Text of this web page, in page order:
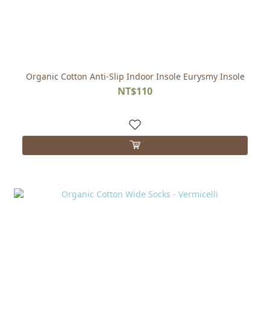
Organic Cotton Anti-Slip Indoor Insole Eurysmy Insole
NT$110